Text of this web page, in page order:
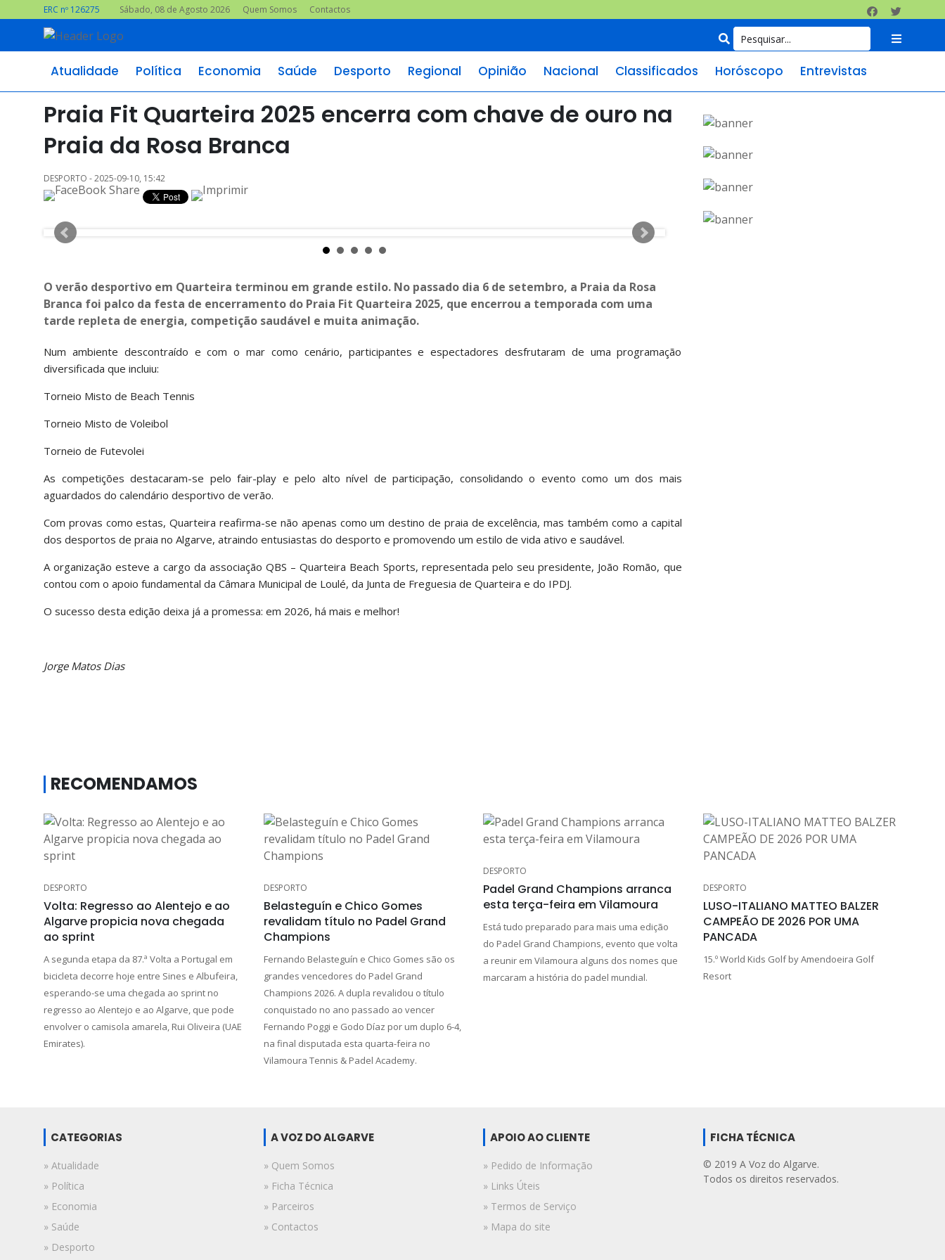
ERC nº 126275 Sábado, 08 de Agosto 2026 Quem Somos Contactos
Atualidade Política Economia Saúde Desporto Regional Opinião Nacional Classificados Horóscopo Entrevistas
Praia Fit Quarteira 2025 encerra com chave de ouro na
Praia da Rosa Branca
DESPORTO - 2025-09-10, 15:42
O verão desportivo em Quarteira terminou em grande estilo. No passado dia 6 de setembro, a Praia da Rosa
Branca foi palco da festa de encerramento do Praia Fit Quarteira 2025, que encerrou a temporada com uma
tarde repleta de energia, competição saudável e muita animação.
Num ambiente descontraído e com o mar como cenário, participantes e espectadores desfrutaram de uma programação
diversificada que incluiu:
Torneio Misto de Beach Tennis
Torneio Misto de Voleibol
Torneio de Futevolei
As competições destacaram-se pelo fair-play e pelo alto nível de participação, consolidando o evento como um dos mais
aguardados do calendário desportivo de verão.
Com provas como estas, Quarteira reafirma-se não apenas como um destino de praia de excelência, mas também como a capital
dos desportos de praia no Algarve, atraindo entusiastas do desporto e promovendo um estilo de vida ativo e saudável.
A organização esteve a cargo da associação QBS – Quarteira Beach Sports, representada pelo seu presidente, João Romão, que
contou com o apoio fundamental da Câmara Municipal de Loulé, da Junta de Freguesia de Quarteira e do IPDJ.
O sucesso desta edição deixa já a promessa: em 2026, há mais e melhor!
Jorge Matos Dias
RECOMENDAMOS
DESPORTO
Volta: Regresso ao Alentejo e ao
Algarve propicia nova chegada
ao sprint
A segunda etapa da 87.ª Volta a Portugal em
bicicleta decorre hoje entre Sines e Albufeira,
esperando-se uma chegada ao sprint no
regresso ao Alentejo e ao Algarve, que pode
envolver o camisola amarela, Rui Oliveira (UAE
Emirates).
DESPORTO
Belasteguín e Chico Gomes
revalidam título no Padel Grand
Champions
Fernando Belasteguín e Chico Gomes são os
grandes vencedores do Padel Grand
Champions 2026. A dupla revalidou o título
conquistado no ano passado ao vencer
Fernando Poggi e Godo Díaz por um duplo 6-4,
na final disputada esta quarta-feira no
Vilamoura Tennis & Padel Academy.
DESPORTO
Padel Grand Champions arranca
esta terça-feira em Vilamoura
Está tudo preparado para mais uma edição
do Padel Grand Champions, evento que volta
a reunir em Vilamoura alguns dos nomes que
marcaram a história do padel mundial.
DESPORTO
LUSO-ITALIANO MATTEO BALZER
CAMPEÃO DE 2026 POR UMA
PANCADA
15.º World Kids Golf by Amendoeira Golf
Resort
CATEGORIAS
» Atualidade
» Política
» Economia
» Saúde
» Desporto
A VOZ DO ALGARVE
» Quem Somos
» Ficha Técnica
» Parceiros
» Contactos
APOIO AO CLIENTE
» Pedido de Informação
» Links Úteis
» Termos de Serviço
» Mapa do site
FICHA TÉCNICA
© 2019 A Voz do Algarve.
Todos os direitos reservados.